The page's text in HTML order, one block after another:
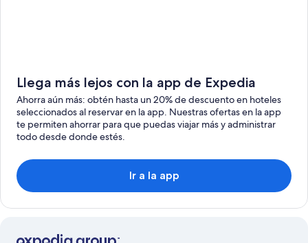
Llega más lejos con la app de Expedia
Ahorra aún más: obtén hasta un 20% de descuento en hoteles
seleccionados al reservar en la app. Nuestras ofertas en la app
te permiten ahorrar para que puedas viajar más y administrar
todo desde donde estés.
Ir a la app